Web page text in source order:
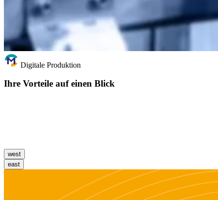
Digitale Produktion
Ihre Vorteile auf einen Blick
west
east